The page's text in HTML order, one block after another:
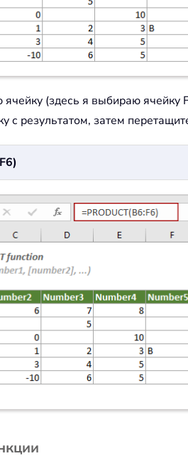
ячейку (здесь я выбираю
с результатом, затем